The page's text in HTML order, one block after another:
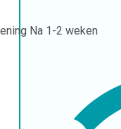
Na 1-2 weken